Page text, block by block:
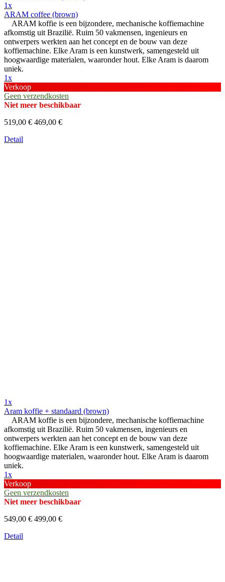
1x
ARAM coffee (brown)
ARAM koffie is een bijzondere, mechanische koffiemachine
afkomstig uit Brazilië. Ruim 50 vakmensen, ingenieurs en
ontwerpers werkten aan het concept en de bouw van deze
koffiemachine. Elke Aram is een kunstwerk, samengesteld uit
hoogwaardige materialen, waaronder hout. Elke Aram is daarom
uniek.
1x
Verkoop
Geen verzendkosten
Niet meer beschikbaar
519,00 € 469,00 €
Detail
1x
Aram koffie + standaard (brown)
ARAM koffie is een bijzondere, mechanische koffiemachine
afkomstig uit Brazilië. Ruim 50 vakmensen, ingenieurs en
ontwerpers werkten aan het concept en de bouw van deze
koffiemachine. Elke Aram is een kunstwerk, samengesteld uit
hoogwaardige materialen, waaronder hout. Elke Aram is daarom
uniek.
1x
Verkoop
Geen verzendkosten
Niet meer beschikbaar
549,00 € 499,00 €
Detail